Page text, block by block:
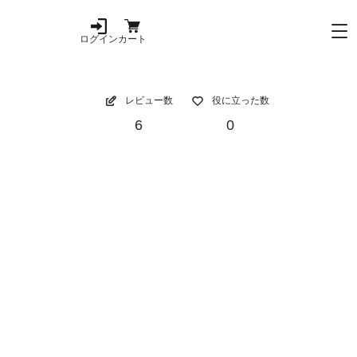
ログインカート
レビュー数
6
役に立った数
0